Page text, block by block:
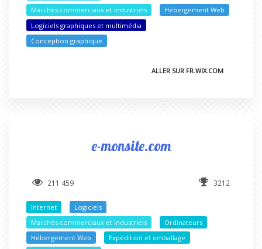
Marchés commerciaux et industriels
Hébergement Web
Logiciels graphiques et multimédia
Conception graphique
ALLER SUR FR.WIX.COM
e-monsite.com
211 459 3212
Internet
Logiciels
Marchés commerciaux et industriels
Ordinateurs
Hébergement Web
Expédition et emballage